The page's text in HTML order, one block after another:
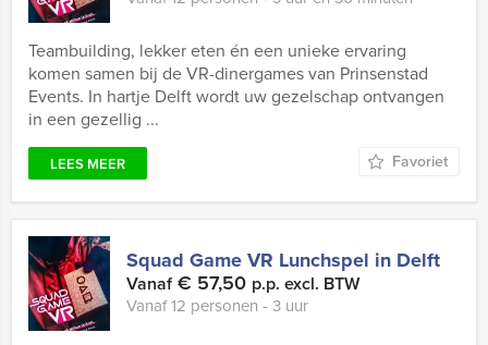
Teambuilding, lekker eten én een unieke ervaring
komen samen bij de VR-dinergames van Prinsenstad
Events. In hartje Delft wordt uw gezelschap ontvangen
in een gezellig ...
LEES MEER Favoriet
Squad Game VR Lunchspel in Delft
Vanaf€ 57,50 p.p. excl. BTW
Vanaf 12 personen ‐ 3 uur